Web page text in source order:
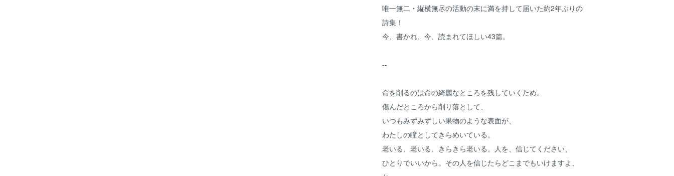
唯一無二・縦横無尽の活動の末に満を持して届いた約2年ぶりの
詩集！
今、書かれ、今、読まれてほしい43篇。
--
命を削るのは命の綺麗なところを残していくため。
傷んだところから削り落として、
いつもみずみずしい果物のような表面が、
わたしの瞳としてきらめいている。
老いる、老いる、きらきら老いる。人を、信じてください、
ひとりでいいから。その人を信じたらどこまでもいけますよ、